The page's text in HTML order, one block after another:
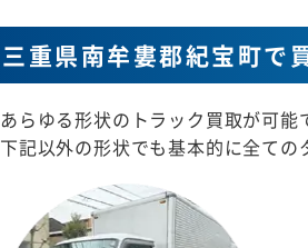
三重県南牟婁郡紀宝町で
あらゆる形状のトラック買取が可能
下記以外の形状でも基本的に全ての